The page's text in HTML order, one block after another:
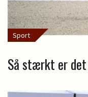
Sport
Så stærkt er det